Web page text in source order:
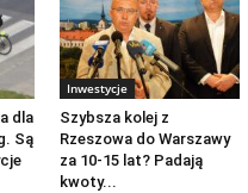
dla
Są
Inwestycje
Szybsza kolej z
Rzeszowa do Warszawy
za 10-15 lat? Padają
kwoty...